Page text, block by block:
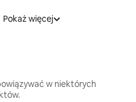
Pokaż więcej
w niektórych